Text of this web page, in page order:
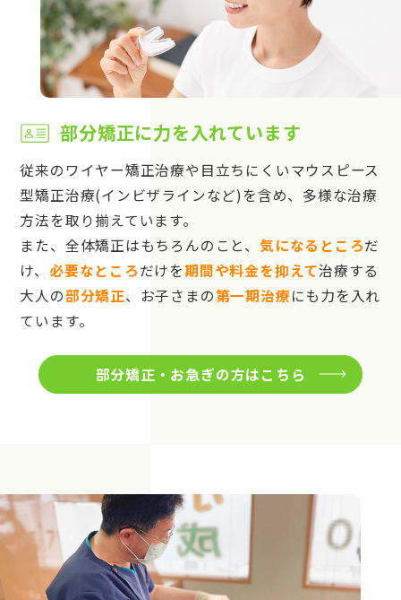
部分矯正に力を入れています
従来のワイヤー矯正治療や目立ちにくいマウスピース
型矯正治療(インビザラインなど)を含め、多様な治療
方法を取り揃えています。
また、全体矯正はもちろんのこと、 気になるところだ
け、 必要なところだけを期間や料金を抑えて治療する
大人の部分矯正、お子さまの第一期治療にも力を入れ
ています。
部分矯正・お急ぎの方はこちら